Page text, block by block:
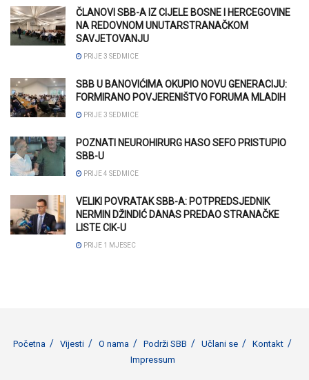
ČLANOVI SBB-A IZ CIJELE BOSNE I HERCEGOVINE
NA REDOVNOM UNUTARSTRANAČKOM
SAVJETOVANJU
PRIJE 3 SEDMICE
SBB U BANOVIĆIMA OKUPIO NOVU GENERACIJU:
FORMIRANO POVJERENIŠTVO FORUMA MLADIH
PRIJE 3 SEDMICE
POZNATI NEUROHIRURG HASO SEFO PRISTUPIO
SBB-U
PRIJE 4 SEDMICE
VELIKI POVRATAK SBB-A: POTPREDSJEDNIK
NERMIN DŽINDIĆ DANAS PREDAO STRANAČKE
LISTE CIK-U
PRIJE 1 MJESEC
Početna Vijesti O nama Podrži SBB Učlani se
Kontakt
Impressum